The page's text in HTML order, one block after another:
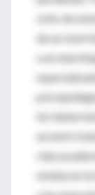
ocho de
de un nivel
a un
Así
arrastró
vida
estaba en